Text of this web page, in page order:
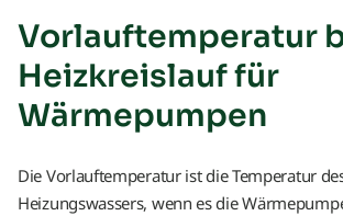
Vorlauftemperatur
Heizkreislauf für
Wärmepumpen
Die Vorlauftemperatur ist die Temperatur
Heizungswassers, wenn es die